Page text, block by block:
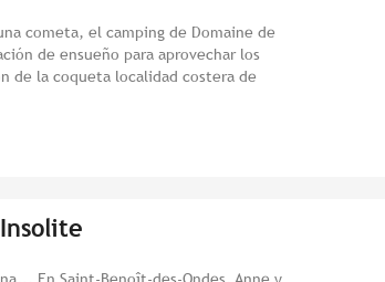
cometa, el camping de Domaine de
de ensueño para aprovechar los
de la coqueta localidad costera de
En Saint-Benoît-des-Ondes, Anne y